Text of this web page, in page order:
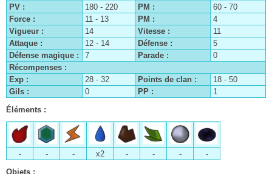
PV :
180 - 220 PM :
60 - 70
Force :
11 - 13 PM :
4
Vigueur :
14 Vitesse :
11
Attaque :
12 - 14 Défense :
5
Défense magique :
7 Parade :
0
Récompenses :
Exp :
28 - 32 Points de clan :
18 - 50
Gils :
0 PP :
1
Éléments :
- - - x2 - - -
-
Objets :
Le clan Centurio
Les contrats